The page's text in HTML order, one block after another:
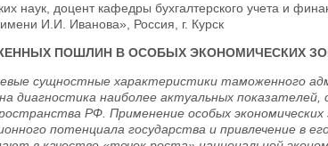
наук, доцент кафедры бухгалтерского учета и
И.И. Иванова», Россия, г. Курск
ПОШЛИН В ОСОБЫХ ЭКОНОМИЧЕСКИХ
сущностные характеристики таможенного
диагностика наиболее актуальных
РФ. Применение особых
потенциала государства и привлечение в